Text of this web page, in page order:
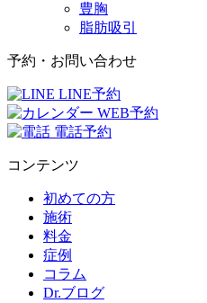
豊胸
脂肪吸引
予約・お問い合わせ
LINE予約
WEB予約
電話予約
コンテンツ
初めての方
施術
料金
症例
コラム
Dr.ブログ